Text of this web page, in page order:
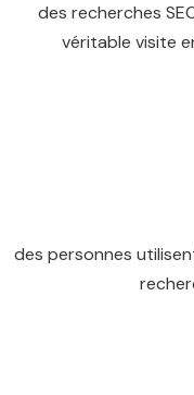
des recherches
véritable visite
des personnes